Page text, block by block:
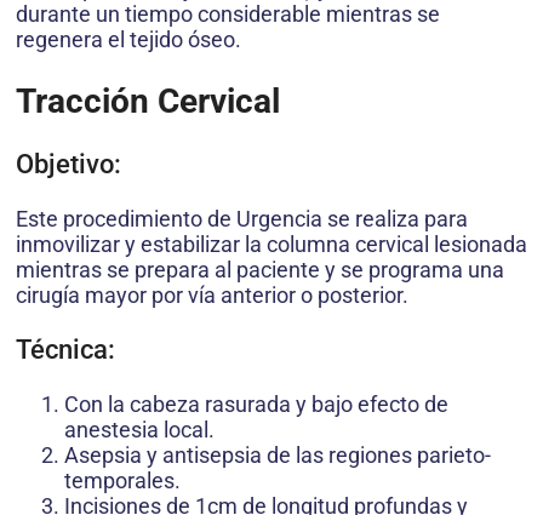
durante un tiempo considerable mientras se
regenera el tejido óseo.
Tracción Cervical
Objetivo:
Este procedimiento de Urgencia se realiza para
inmovilizar y estabilizar la columna cervical lesionada
mientras se prepara al paciente y se programa una
cirugía mayor por vía anterior o posterior.
Técnica:
Con la cabeza rasurada y bajo efecto de
anestesia local.
Asepsia y antisepsia de las regiones parieto-
temporales.
Incisiones de 1cm de longitud profundas y